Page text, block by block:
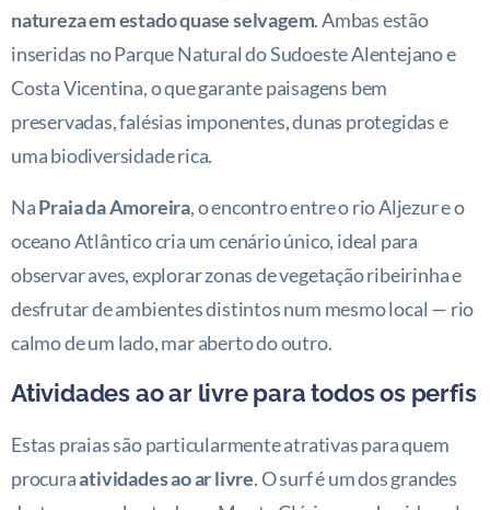
natureza em estado quase selvagem. Ambas estão
inseridas no Parque Natural do Sudoeste Alentejano e
Costa Vicentina, o que garante paisagens bem
preservadas, falésias imponentes, dunas protegidas e
uma biodiversidade rica.
NaPraia da Amoreira, o encontro entre o rio Aljezur e o
oceano Atlântico cria um cenário único, ideal para
observar aves, explorar zonas de vegetação ribeirinha e
desfrutar de ambientes distintos num mesmo local — rio
calmo de um lado, mar aberto do outro.
Atividades ao ar livre para todos os perfis
Estas praias são particularmente atrativas para quem
procuraatividades ao ar livre. O surf é um dos grandes